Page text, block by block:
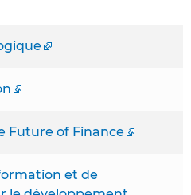
Future of Finance
et de